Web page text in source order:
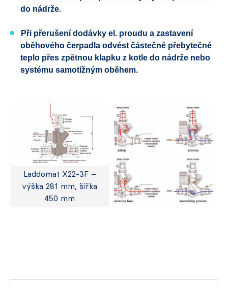
do nádrže.
Při přerušení dodávky el. proudu a zastavení
oběhového čerpadla odvést částečně přebytečné
teplo přes zpětnou klapku z kotle do nádrže nebo
systému samotížným oběhem.
Laddomat X22-3F –
výška 281 mm, šířka
450 mm